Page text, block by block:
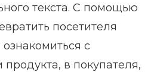
текста. С помощью
посетителя
с
продукта, в покупателя,